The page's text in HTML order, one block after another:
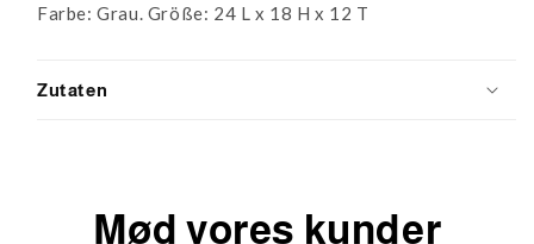
Farbe: Grau. Größe: 24 L x 18 H x 12 T
Zutaten
Mød vores kunder